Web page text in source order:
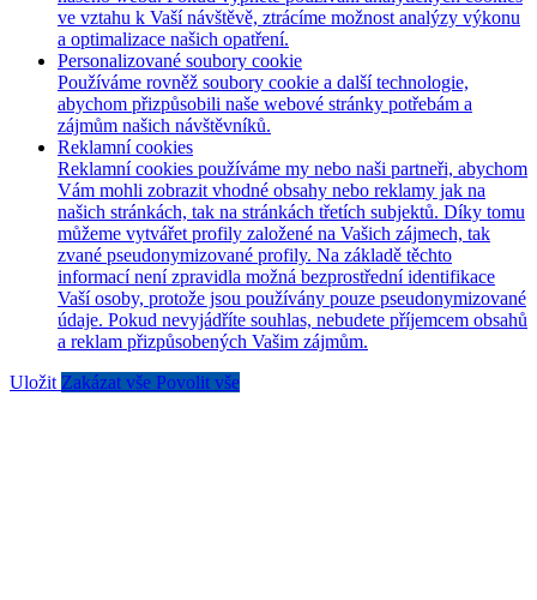
ve vztahu k Vaší návštěvě, ztrácíme možnost analýzy výkonu
a optimalizace našich opatření.
Personalizované soubory cookie
Používáme rovněž soubory cookie a další technologie,
abychom přizpůsobili naše webové stránky potřebám a
zájmům našich návštěvníků.
Reklamní cookies
Reklamní cookies používáme my nebo naši partneři, abychom
Vám mohli zobrazit vhodné obsahy nebo reklamy jak na
našich stránkách, tak na stránkách třetích subjektů. Díky tomu
můžeme vytvářet profily založené na Vašich zájmech, tak
zvané pseudonymizované profily. Na základě těchto
informací není zpravidla možná bezprostřední identifikace
Vaší osoby, protože jsou používány pouze pseudonymizované
údaje. Pokud nevyjádříte souhlas, nebudete příjemcem obsahů
a reklam přizpůsobených Vašim zájmům.
Uložit Zakázat vše Povolit vše